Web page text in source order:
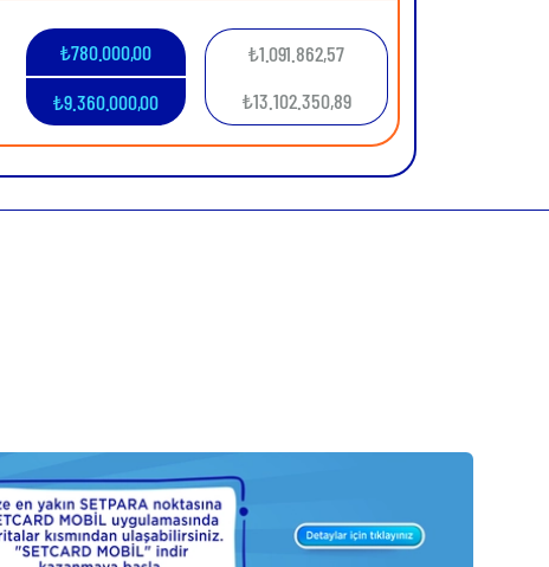
₺780.000,00 ₺1.091.862,57
₺9.360.000,00 ₺13.102.350,89